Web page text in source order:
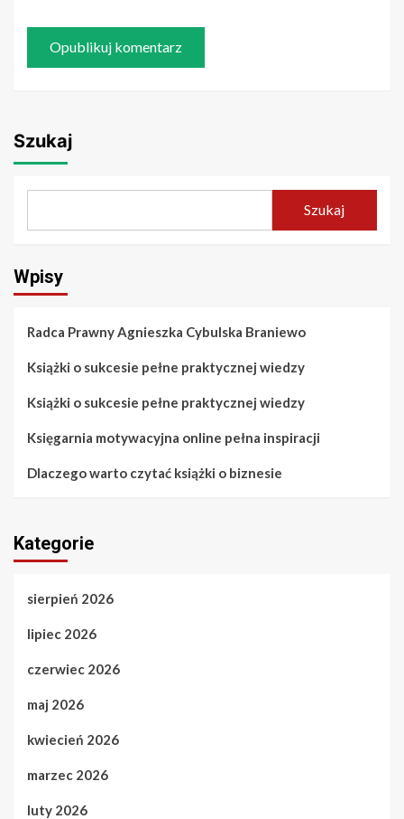
Szukaj
Szukaj
Wpisy
Radca Prawny Agnieszka Cybulska Braniewo
Książki o sukcesie pełne praktycznej wiedzy
Książki o sukcesie pełne praktycznej wiedzy
Księgarnia motywacyjna online pełna inspiracji
Dlaczego warto czytać książki o biznesie
Kategorie
sierpień 2026
lipiec 2026
czerwiec 2026
maj 2026
kwiecień 2026
marzec 2026
luty 2026